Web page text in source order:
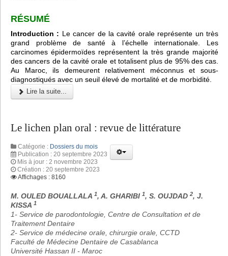
RÉSUMÉ
Introduction : Le cancer de la cavité orale représente un très
grand problème de santé à l’échelle internationale. Les
carcinomes épidermoïdes représentent la très grande majorité
des cancers de la cavité orale et totalisent plus de 95% des cas.
Au Maroc, ils demeurent relativement méconnus et sous-
diagnostiqués avec un seuil élevé de mortalité et de morbidité.
Lire la suite...
Le lichen plan oral : revue de littérature
Catégorie : Dossiers du mois
Publication : 20 septembre 2023
Mis à jour : 2 novembre 2023
Création : 20 septembre 2023
Affichages : 8160
M. OULED BOUALLALA 1, A. GHARIBI 1, S. OUJDAD 2, J.
KISSA 1
1- Service de parodontologie, Centre de Consultation et de
Traitement Dentaire
2- Service de médecine orale, chirurgie orale, CCTD
Faculté de Médecine Dentaire de Casablanca
Université Hassan II - Maroc